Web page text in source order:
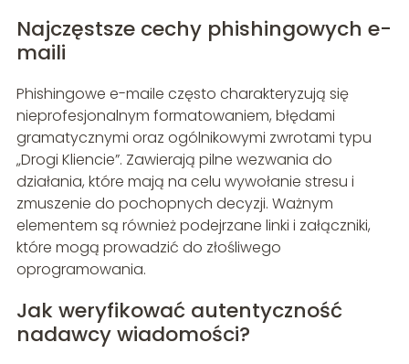
Najczęstsze cechy phishingowych e-
maili
Phishingowe e-maile często charakteryzują się
nieprofesjonalnym formatowaniem, błędami
gramatycznymi oraz ogólnikowymi zwrotami typu
„Drogi Kliencie”. Zawierają pilne wezwania do
działania, które mają na celu wywołanie stresu i
zmuszenie do pochopnych decyzji. Ważnym
elementem są również podejrzane linki i załączniki,
które mogą prowadzić do złośliwego
oprogramowania.
Jak weryfikować autentyczność
nadawcy wiadomości?